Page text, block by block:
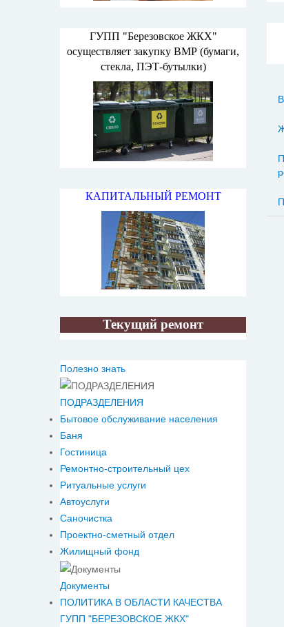
ГУПП "Березовское ЖКХ"
осуществляет закупку ВМР (бумаги,
стекла, ПЭТ-бутылки)
КАПИТАЛЬНЫЙ РЕМОНТ
Текущий ремонт
Полезно знать
ПОДРАЗДЕЛЕНИЯ
Бытовое обслуживание населения
Баня
Гостиница
Ремонтно-строительный цех
Ритуальные услуги
Автоуслуги
Саночистка
Проектно-сметный отдел
Жилищный фонд
Документы
ПОЛИТИКА В ОБЛАСТИ КАЧЕСТВА
ГУПП "БЕРЕЗОВСКОЕ ЖКХ"